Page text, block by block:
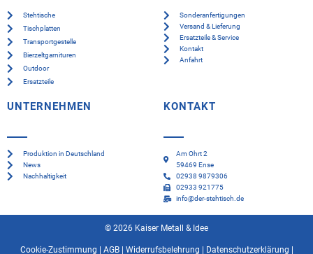
Stehtische
Tischplatten
Transportgestelle
Bierzeltgarnituren
Outdoor
Ersatzteile
Sonderanfertigungen
Versand & Lieferung
Ersatzteile & Service
Kontakt
Anfahrt
UNTERNEHMEN
Produktion in Deutschland
News
Nachhaltigkeit
KONTAKT
Am Ohrt 2
59469 Ense
02938 9879306
02933 921775
info@der-stehtisch.de
© 2026 Kaiser Metall & Idee
Cookie-Zustimmung AGB| Widerrufsbelehrung Datenschutzerklärung